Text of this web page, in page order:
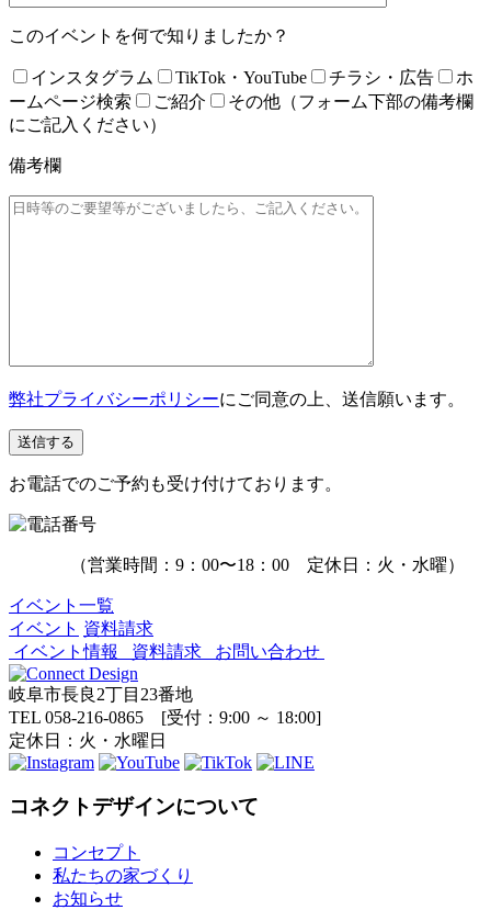
このイベントを何で知りましたか？
インスタグラム TikTok・YouTube チラシ・広告
ホ
ームページ検索
ご紹介
その他（フォーム下部の備考欄
にご記入ください）
備考欄
弊社プライバシーポリシーにご同意の上、送信願います。
お電話でのご予約も受け付けております。
（営業時間：9：00〜18：00 定休日：火・水曜）
イベント一覧
イベント 資料請求
イベント情報
資料請求 お問い合わせ
岐阜市長良2丁目23番地
TEL 058-216-0865 [受付：9:00 ～ 18:00]
定休日：火・水曜日
コネクトデザインについて
コンセプト
私たちの家づくり
お知らせ